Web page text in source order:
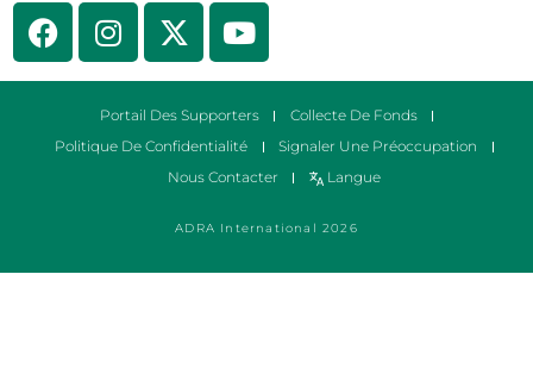
ADRA International 2026
Portail Des Supporters
Collecte De Fonds
Politique De Confidentialité
Signaler Une Préoccupation
Nous Contacter
Langue